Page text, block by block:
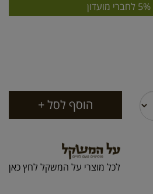
לכל מוצרי על המשקל לחץ כאן